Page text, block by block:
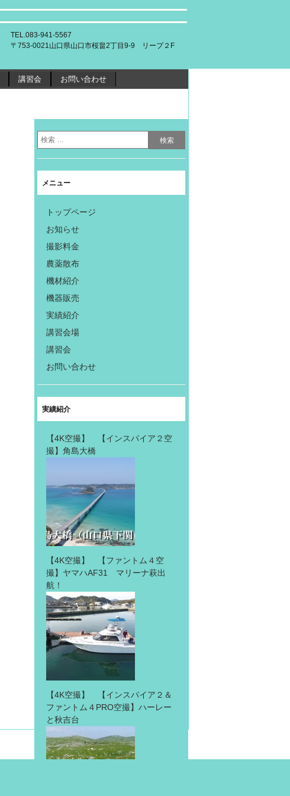
TEL.083-941-5567
〒753-0021山口県山口市桜畠2丁目9-9 リープ２F
講習会 お問い合わせ
メニュー
トップページ
お知らせ
撮影料金
農薬散布
機材紹介
機器販売
実績紹介
講習会場
講習会
お問い合わせ
実績紹介
【4K空撮】 【インスパイア２空
撮】角島大橋
【4K空撮】 【ファントム４空
撮】ヤマハAF31 マリーナ萩出
航！
【4K空撮】 【インスパイア２＆
ファントム４PRO空撮】ハーレー
と秋吉台